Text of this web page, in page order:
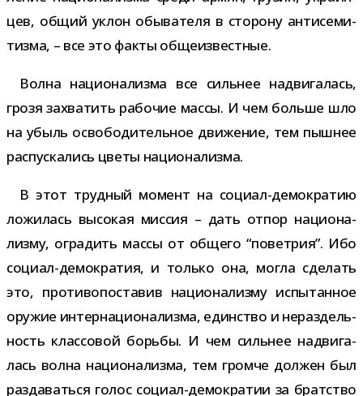
цев, общий уклон обы­ва­теля в сто­рону анти­се­ми­
тизма, – все это факты общеизвестные.
Волна наци­о­на­лизма все силь­нее надви­га­лась,
грозя захва­тить рабо­чие массы. И чем больше шло
на убыль осво­бо­ди­тель­ное дви­же­ние, тем пыш­нее
рас­пус­ка­лись цветы национализма.
В этот труд­ный момент на социал-​демократию
ложи­лась высо­кая мис­сия – дать отпор наци­о­на­
лизму, огра­дить массы от общего “повет­рия”. Ибо
социал-​демократия, и только она, могла сде­лать
это, про­ти­во­по­ста­вив наци­о­на­лизму испы­тан­ное
ору­жие интер­на­ци­о­на­лизма, един­ство и нераз­дель­
ность клас­со­вой борьбы. И чем силь­нее надви­га­
лась волна наци­о­на­лизма, тем громче дол­жен был
раз­да­ваться голос социал-​демократии за брат­ство